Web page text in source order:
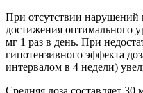
При отсутствии
достижения оптимального
мг 1 раз в день. При
гипотензивного эффекта
интервалом в 4 недели)
Средняя доза составляет